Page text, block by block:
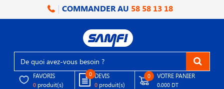
COMMANDER AU 58 58 13 18
FAVORIS
0 produit(s)
0 DEVIS
0 produit(s)
0 VOTRE PANIER
0.000 DT